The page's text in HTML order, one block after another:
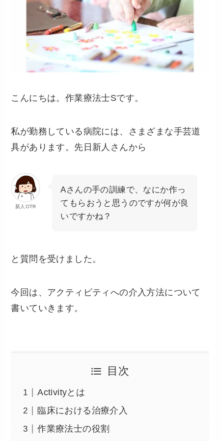
こんにちは。作業療法士Sです。
私が勤務している病院には、さまざまな手芸道
具があります。先日新人さんから
新人OTR
Aさんの手の訓練で、なにか作っ
てもらおうと思うのですが何が良
いですかね？
と質問を受けました。
今回は、アクティビティへの介入方法について
書いていきます。
目次
Activityとは
臨床における治療介入
作業療法士の役割